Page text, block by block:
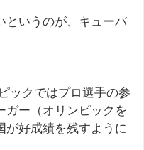
というのが、キューバ
ックではプロ選手の参
ガー（オリンピックを
が好成績を残すように